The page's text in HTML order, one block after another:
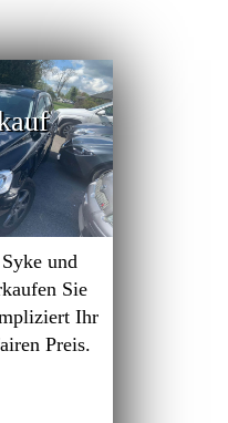
und
Sie
Ihr
Preis.